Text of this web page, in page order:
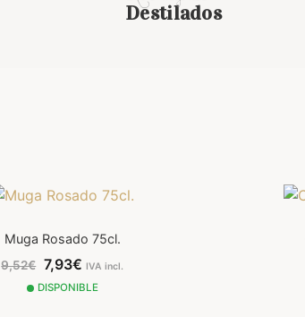
Destilados
Muga Rosado 75cl.
9,52€ 7,93€IVA incl.
DISPONIBLE